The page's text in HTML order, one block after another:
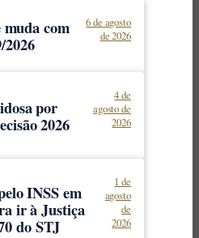
muda com
2026
6 de agosto
de 2026
por
2026
4 de
agosto de
2026
INSS em
ir à Justiça
do STJ
1 de
agosto
de
2026